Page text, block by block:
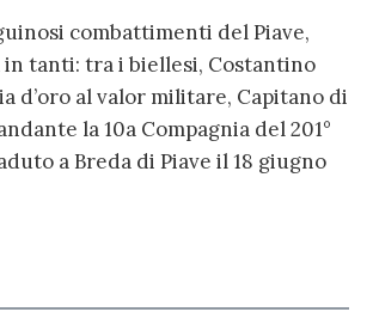
combattimenti del Piave,
in tanti: tra i biellesi, Costantino
d’oro al valor militare, Capitano di
la 10a Compagnia del 201°
a Breda di Piave il 18 giugno